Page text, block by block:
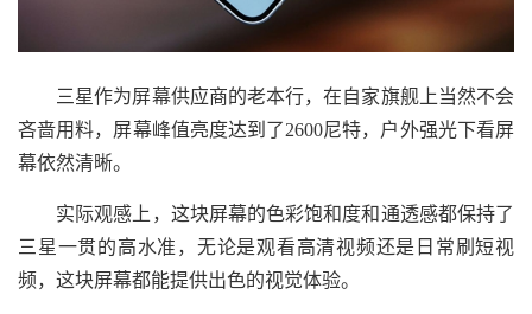
三星作为屏幕供应商的老本行，在自家旗舰上当然不会
吝啬用料，屏幕峰值亮度达到了2600尼特，户外强光下看屏
幕依然清晰。
实际观感上，这块屏幕的色彩饱和度和通透感都保持了
三星一贯的高水准，无论是观看高清视频还是日常刷短视
频，这块屏幕都能提供出色的视觉体验。